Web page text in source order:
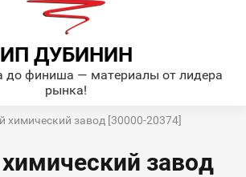
ИП ДУБИНИН
до финиша — материалы от лидера
рынка!
химический завод [30000-20374]
завод